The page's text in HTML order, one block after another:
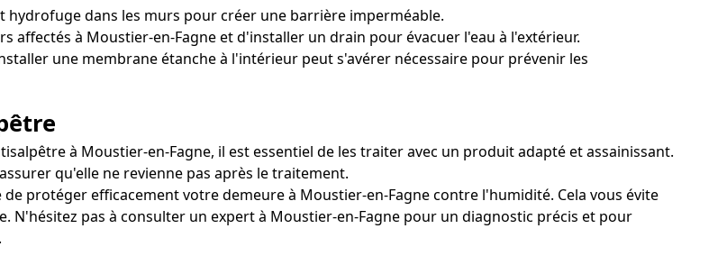
hydrofuge dans les murs pour créer une barrière imperméable.
affectés à Moustier-en-Fagne et d'installer un drain pour évacuer l'eau à l'extérieur.
une membrane étanche à l'intérieur peut s'avérer nécessaire pour prévenir les
à Moustier-en-Fagne, il est essentiel de les traiter avec un produit adapté et assainissant.
qu'elle ne revienne pas après le traitement.
protéger efficacement votre demeure à Moustier-en-Fagne contre l'humidité. Cela vous évite
N'hésitez pas à consulter un expert à Moustier-en-Fagne pour un diagnostic précis et pour